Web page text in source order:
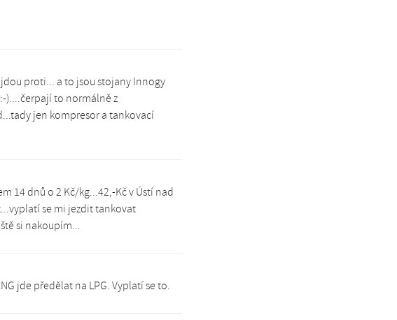
proti... a to jsou stojany Innogy
)....čerpají to normálně z
jen kompresor a tankovací
14 dnů o 2 Kč/kg...42,-Kč v Ústí nad
se mi jezdit tankovat
si nakoupím...
jde předělat na LPG. Vyplatí se to.